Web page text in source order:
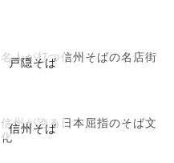
戸隠そば
名人が打つ信州そばの名店街
信州そば
信州が誇る日本屈指のそば文
化